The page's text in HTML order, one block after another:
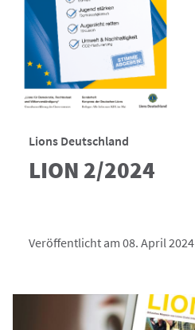
Lions Deutschland
LION 2/2024
Veröffentlicht am 08. April 2024